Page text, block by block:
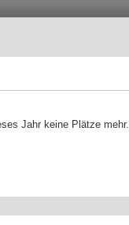
Jahr keine Plätze mehr.